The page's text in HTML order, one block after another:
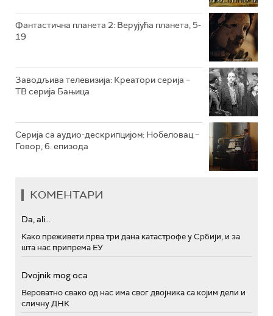
Фантастична планета 2: Верујућа планета, 5-
19
Заводљива телевизија: Креатори серија –
ТВ серија Бањица
Серија са аудио-дескрипцијом: Нобеловац –
Говор, 6. епизода
КОМЕНТАРИ
Da, ali...
Како преживети прва три дана катастрофе у Србији, и за
шта нас припрема ЕУ
Dvojnik mog oca
Вероватно свако од нас има свог двојника са којим дели и
сличну ДНК